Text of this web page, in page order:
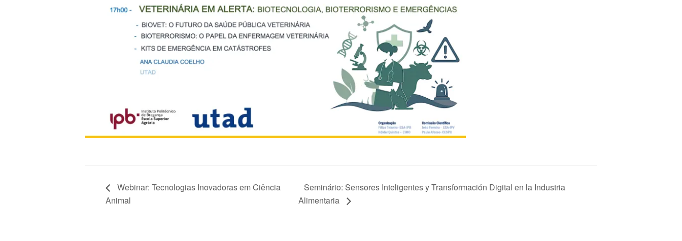
Webinar: Tecnologias Inovadoras em Ciência
Animal
Seminário: Sensores Inteligentes y Transformación Digital en la Industria
Alimentaria